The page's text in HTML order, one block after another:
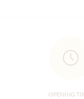
OPENING